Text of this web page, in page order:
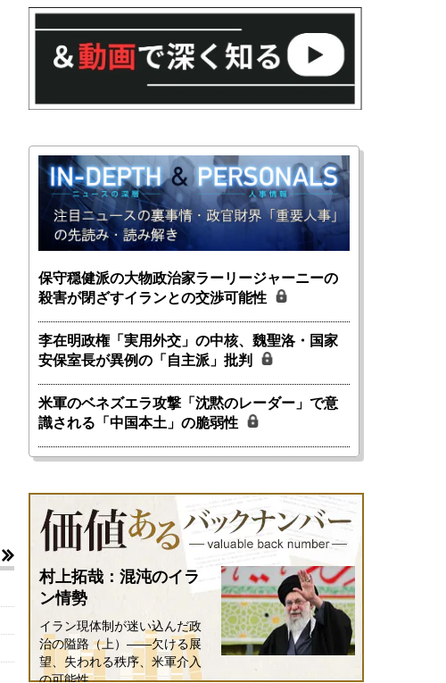
保守穏健派の大物政治家ラーリージャーニーの
殺害が閉ざすイランとの交渉可能性
李在明政権「実用外交」の中核、魏聖洛・国家
安保室長が異例の「自主派」批判
米軍のベネズエラ攻撃「沈黙のレーダー」で意
識される「中国本土」の脆弱性
村上拓哉：混沌のイラ
ン情勢
イラン現体制が迷い込んだ政
治の隘路（上）――欠ける展
望、失われる秩序、米軍介入
の可能性